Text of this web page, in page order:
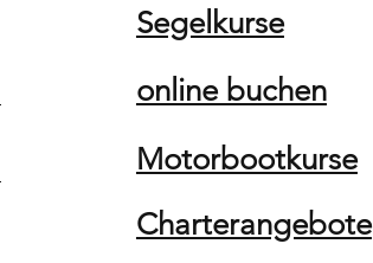
Segelkurse
online buchen
Motorbootkurse
Charterangebote